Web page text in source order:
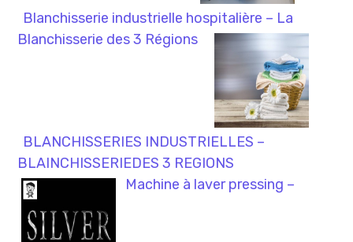
Blanchisserie industrielle hospitalière – La
Blanchisserie des 3 Régions
BLANCHISSERIES INDUSTRIELLES –
BLAINCHISSERIEDES 3 REGIONS
Machine à laver pressing –